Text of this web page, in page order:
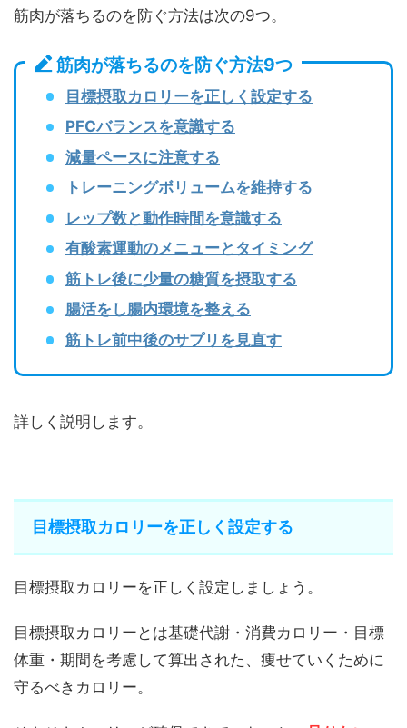
筋肉が落ちるのを防ぐ方法は次の9つ。
筋肉が落ちるのを防ぐ方法9つ
目標摂取カロリーを正しく設定する
PFCバランスを意識する
減量ペースに注意する
トレーニングボリュームを維持する
レップ数と動作時間を意識する
有酸素運動のメニューとタイミング
筋トレ後に少量の糖質を摂取する
腸活をし腸内環境を整える
筋トレ前中後のサプリを見直す
詳しく説明します。
目標摂取カロリーを正しく設定する
目標摂取カロリーを正しく設定しましょう。
目標摂取カロリーとは基礎代謝・消費カロリー・目標
体重・期間を考慮して算出された、痩せていくために
守るべきカロリー。